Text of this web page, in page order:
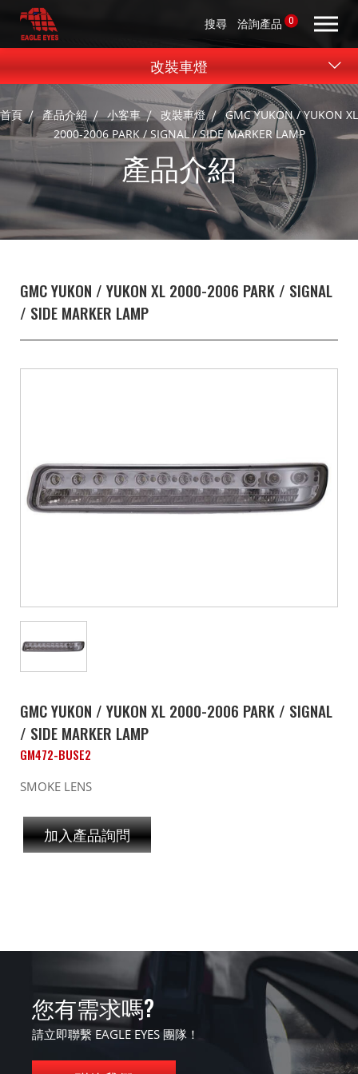
搜尋 洽詢產品 0
首頁 產品介紹 小客車 改裝車燈
GMC YUKON / YUKON XL
2000-2006 PARK / SIGNAL / SIDE MARKER LAMP
產品介紹
改裝車燈
GMC YUKON / YUKON XL 2000-2006 PARK / SIGNAL
/ SIDE MARKER LAMP
GMC YUKON / YUKON XL 2000-2006 PARK / SIGNAL
/ SIDE MARKER LAMP
GM472-BUSE2
SMOKE LENS
加入產品詢問
您有需求嗎?
請立即聯繫 EAGLE EYES 團隊！